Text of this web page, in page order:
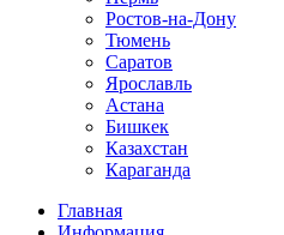
Ростов-на-Дону
Тюмень
Саратов
Ярославль
Астана
Бишкек
Казахстан
Караганда
Главная